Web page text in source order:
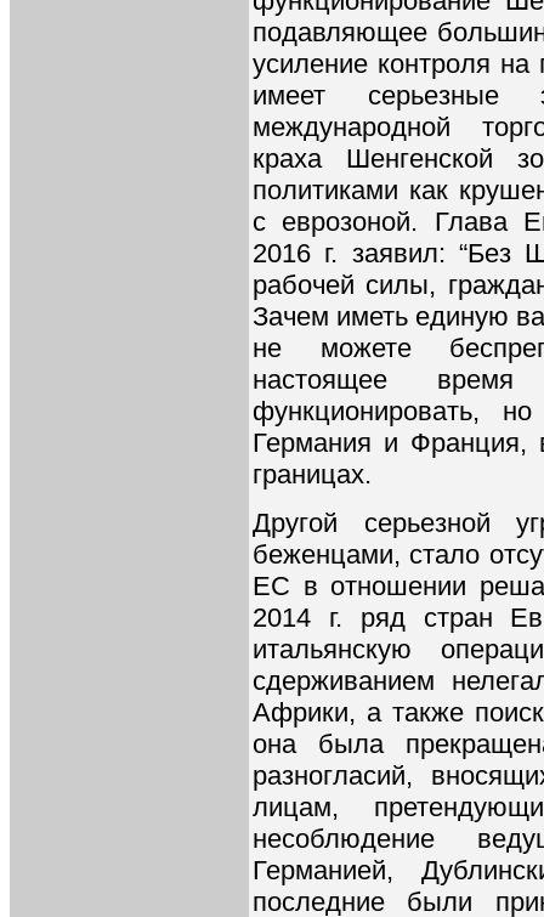
подавляющее
усиление контроля
имеет серьезные
международной
краха Шенгенской
политиками как
с еврозоной. Глава
2016 г. заявил: “Без
рабочей силы,
Зачем иметь единую
не можете
настоящее время
функционировать,
Германия и Франция,
границах.
Другой серьезной
беженцами, стало
ЕС в отношении
2014 г. ряд стран
итальянскую
сдерживанием
Африки, а также
она была
разногласий,
лицам,
несоблюдение
Германией,
последние были